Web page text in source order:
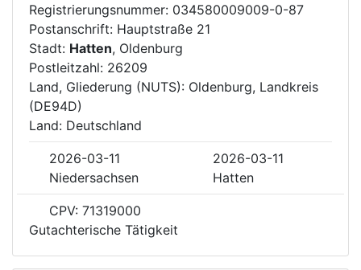
Registrierungsnummer: 034580009009-0-87
Postanschrift: Hauptstraße 21
Stadt: Hatten, Oldenburg
Postleitzahl: 26209
Land, Gliederung (NUTS): Oldenburg, Landkreis
(DE94D)
Land: Deutschland
2026-03-11
2026-03-11
Niedersachsen
Hatten
CPV: 71319000
Gutachterische Tätigkeit